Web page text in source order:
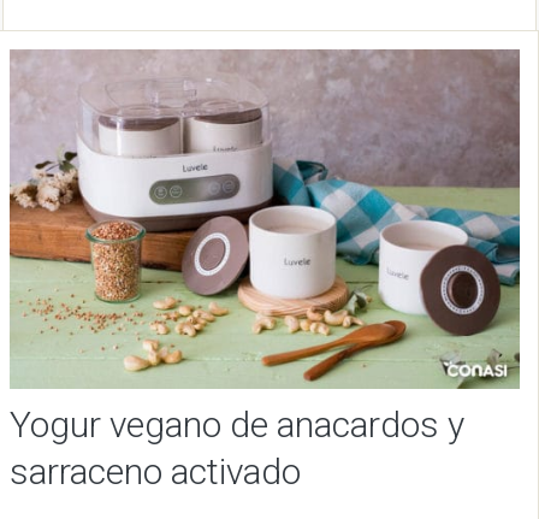
Yogur vegano de anacardos y
sarraceno activado